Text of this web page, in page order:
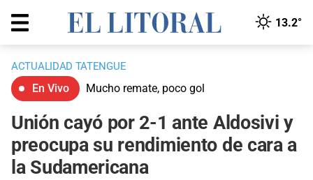
13.2°
ACTUALIDAD TATENGUE
En Vivo Mucho remate, poco gol
Unión cayó por 2-1 ante Aldosivi y
preocupa su rendimiento de cara a
la Sudamericana